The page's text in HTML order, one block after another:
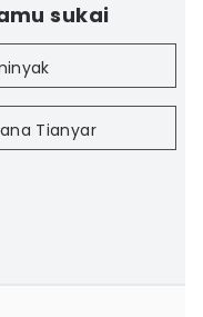
sukai
Tianyar